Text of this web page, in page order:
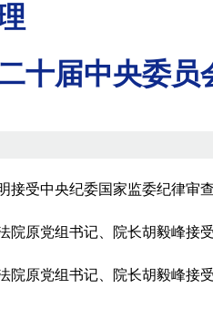
十届中央委员
接受中央纪委国家监委纪律审
院原党组书记、院长胡毅峰接
院原党组书记、院长胡毅峰接